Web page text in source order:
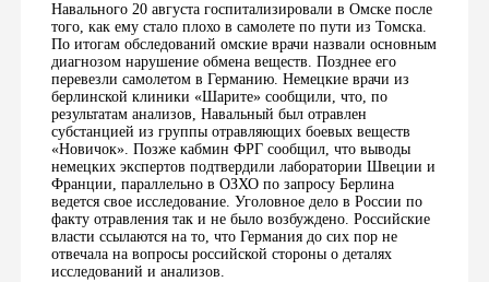
Навального 20 августа госпитализировали в Омске после
того, как ему стало плохо в самолете по пути из Томска.
По итогам обследований омские врачи назвали основным
диагнозом нарушение обмена веществ. Позднее его
перевезли самолетом в Германию. Немецкие врачи из
берлинской клиники «Шарите» сообщили, что, по
результатам анализов, Навальный был отравлен
субстанцией из группы отравляющих боевых веществ
«Новичок». Позже кабмин ФРГ сообщил, что выводы
немецких экспертов подтвердили лаборатории Швеции и
Франции, параллельно в ОЗХО по запросу Берлина
ведется свое исследование. Уголовное дело в России по
факту отравления так и не было возбуждено. Российские
власти ссылаются на то, что Германия до сих пор не
отвечала на вопросы российской стороны о деталях
исследований и анализов.